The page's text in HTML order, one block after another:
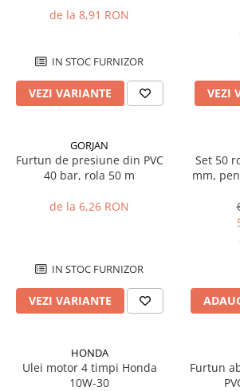
Motoburghie
multifunctionale
Tocatoare de crengi si resturi
vegetale
Accesorii utilaje de gradina
Articole de bucatarie
Aparate de vidat
Masini de taitei
Masini de tocat carne
Masini de umplut carnati
Storcatoare de rosii
Accesorii articole de bucatarie
de la 8,91 RON
IN STOC FURNIZOR
VEZI VARIANTE VEZI
GORJAN
Furtun de presiune din PVC
40 bar, rola 50 m
de la 6,26 RON
IN STOC FURNIZOR
VEZI VARIANTE
Set 50
mm,
HONDA
Ulei motor 4 timpi Honda
10W-30
Furtun